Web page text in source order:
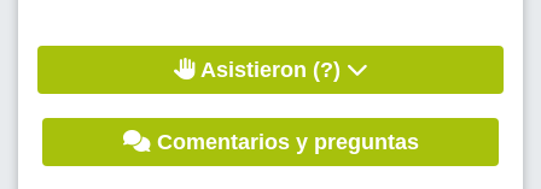
Asistieron (?)
Comentarios y preguntas